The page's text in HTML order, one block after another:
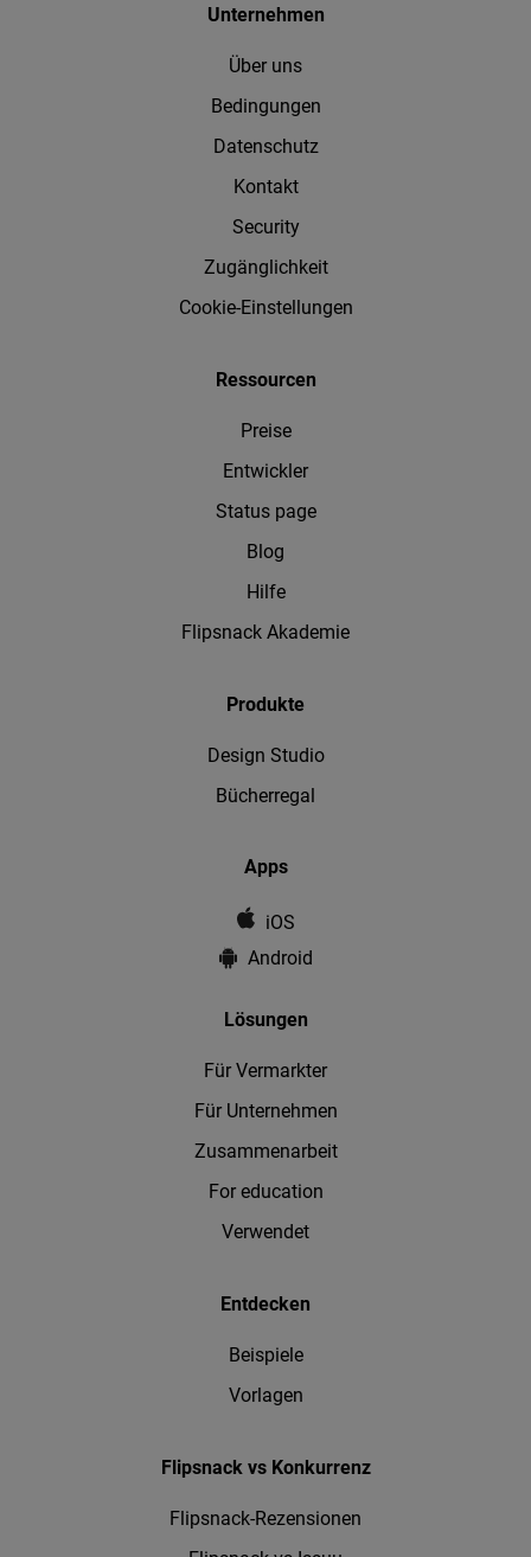
Unternehmen
Über uns
Bedingungen
Datenschutz
Kontakt
Security
Zugänglichkeit
Cookie-Einstellungen
Ressourcen
Preise
Entwickler
Status page
Blog
Hilfe
Flipsnack Akademie
Produkte
Design Studio
Bücherregal
Apps
iOS
Android
Lösungen
Für Vermarkter
Für Unternehmen
Zusammenarbeit
For education
Verwendet
Entdecken
Beispiele
Vorlagen
Flipsnack vs Konkurrenz
Flipsnack-Rezensionen